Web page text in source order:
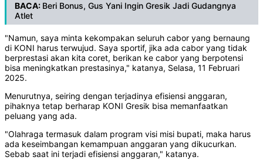
BACA: Beri Bonus, Gus Yani Ingin Gresik Jadi Gudangnya
Atlet
"Namun, saya minta kekompakan seluruh cabor yang bernaung
di KONI harus terwujud. Saya sportif, jika ada cabor yang tidak
berprestasi akan kita coret, berikan ke cabor yang berpotensi
bisa meningkatkan prestasinya," katanya, Selasa, 11 Februari
2025.
Menurutnya, seiring dengan terjadinya efisiensi anggaran,
pihaknya tetap berharap KONI Gresik bisa memanfaatkan
peluang yang ada.
"Olahraga termasuk dalam program visi misi bupati, maka harus
ada keseimbangan kemampuan anggaran yang dikucurkan.
Sebab saat ini terjadi efisiensi anggaran," katanya.